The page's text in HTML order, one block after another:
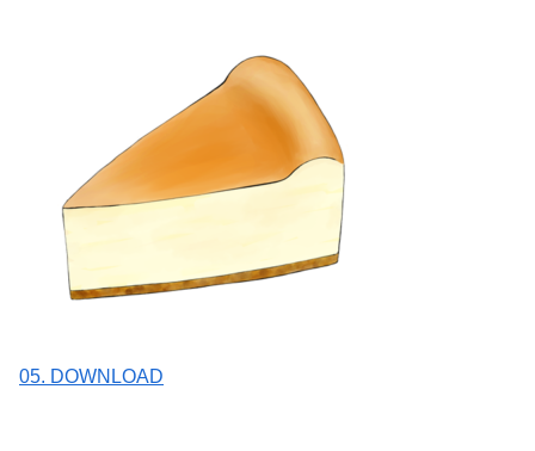
05. DOWNLOAD